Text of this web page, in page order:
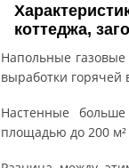
коттеджа,
Напольные
выработки горячей
Настенные
площадью до 200